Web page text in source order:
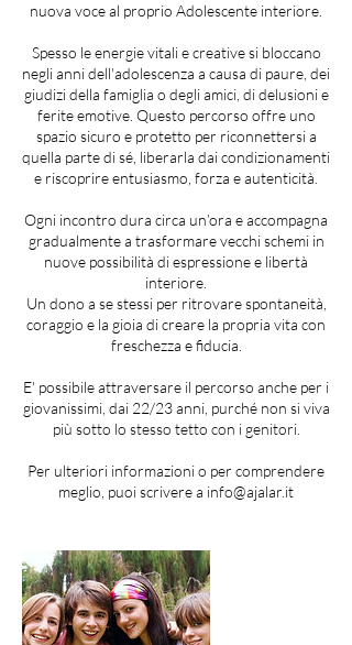
nuova voce al proprio Adolescente interiore.
Spesso le energie vitali e creative si bloccano
negli anni dell'adolescenza a causa di paure, dei
giudizi della famiglia o degli amici, di delusioni e
ferite emotive. Questo percorso offre uno
spazio sicuro e protetto per riconnettersi a
quella parte di sé, liberarla dai condizionamenti
e riscoprire entusiasmo, forza e autenticità.
Ogni incontro dura circa un’ora e accompagna
gradualmente a trasformare vecchi schemi in
nuove possibilità di espressione e libertà
interiore.
Un dono a se stessi per ritrovare spontaneità,
coraggio e la gioia di creare la propria vita con
freschezza e fiducia.
E' possibile attraversare il percorso anche per i
giovanissimi, dai 22/23 anni, purché non si viva
più sotto lo stesso tetto con i genitori.
Per ulteriori informazioni o per comprendere
meglio, puoi scrivere a info@ajalar.it